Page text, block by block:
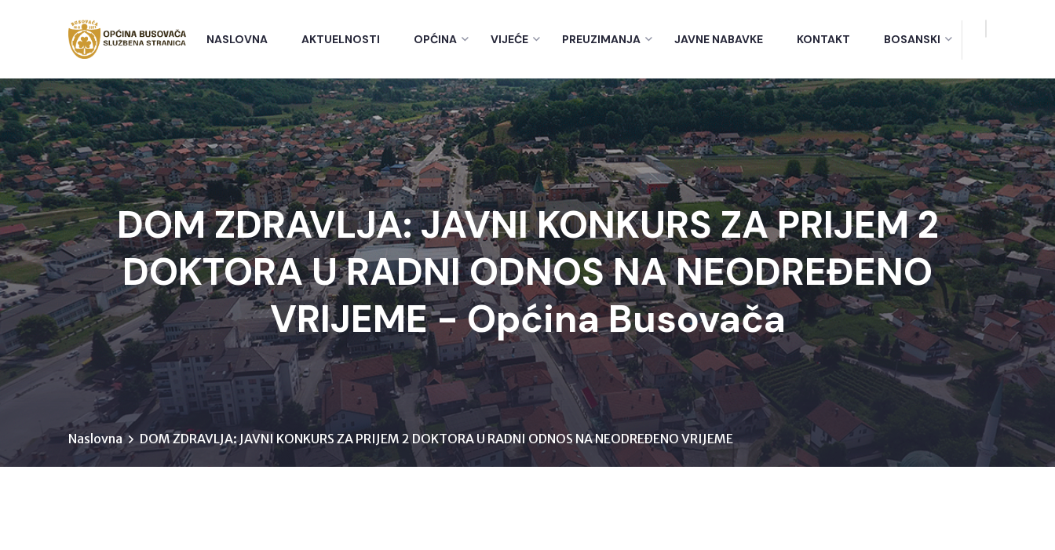
NASLOVNA AKTUELNOSTI OPĆINA VIJEĆE PREUZIMANJA JAVNE NABAVKE KONTAKT BOSANSKI
DOM ZDRAVLJA: JAVNI KONKURS ZA PRIJEM 2
DOKTORA U RADNI ODNOS NA NEODREĐENO
VRIJEME - Općina Busovača
Naslovna DOM ZDRAVLJA: JAVNI KONKURS ZA PRIJEM 2 DOKTORA U RADNI ODNOS NA NEODREĐENO VRIJEME